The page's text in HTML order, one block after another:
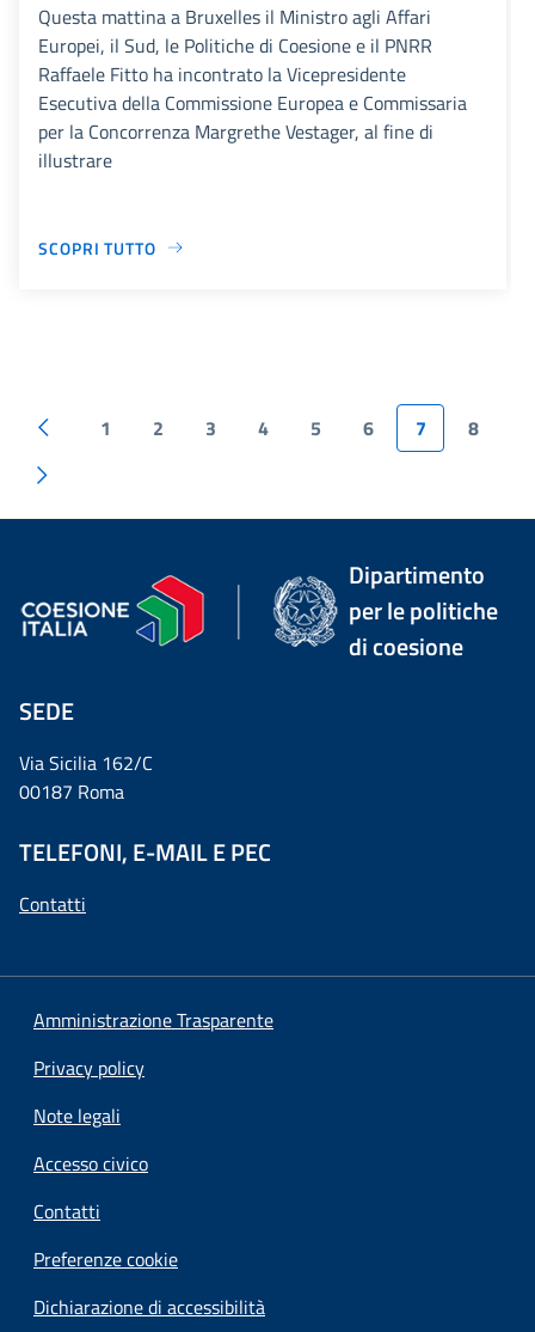
Questa mattina a Bruxelles il Ministro agli Affari
Europei, il Sud, le Politiche di Coesione e il PNRR
Raffaele Fitto ha incontrato la Vicepresidente
Esecutiva della Commissione Europea e Commissaria
per la Concorrenza Margrethe Vestager, al fine di
illustrare
SCOPRI TUTTO
1 2 3 4 5 6 7 8
Dipartimento
per le politiche
di coesione
SEDE
Via Sicilia 162/C
00187 Roma
TELEFONI, E-MAIL E PEC
Contatti
Amministrazione Trasparente
Privacy policy
Note legali
Accesso civico
Contatti
Preferenze cookie
Dichiarazione di accessibilità